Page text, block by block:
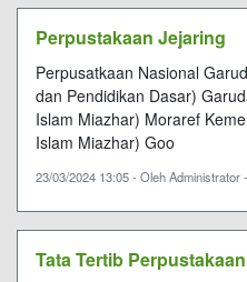
Perpustakaan Jejaring
Perpusatkaan Nasional
dan Pendidikan Dasar)
Islam Miazhar) Moraref
Islam Miazhar) Goo
23/03/2024 13:05 - Oleh Administrator
Tata Tertib Perpustakaan